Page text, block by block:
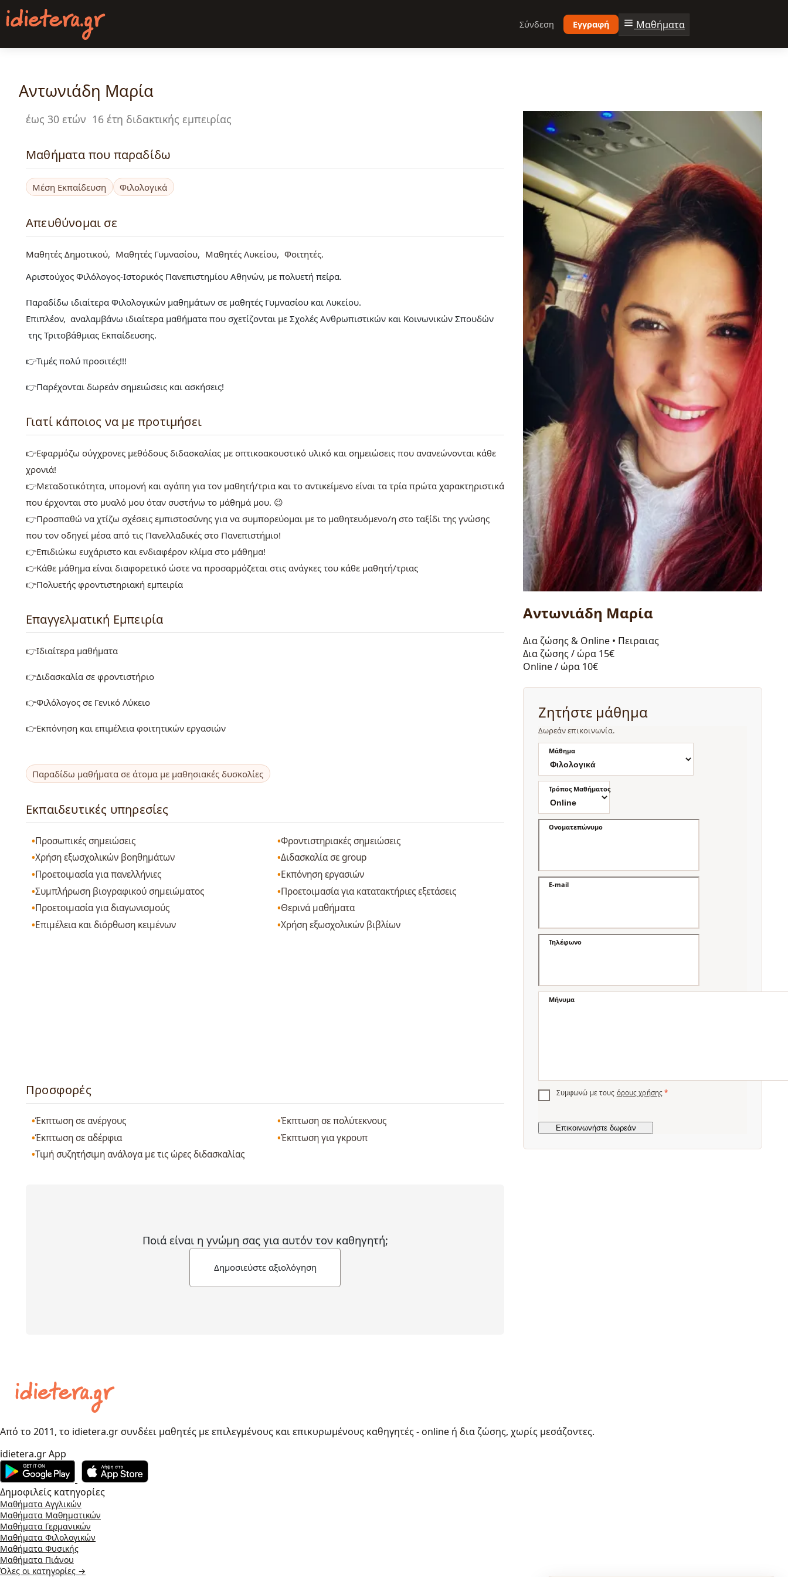
Παράκαμψη
προς
κυρίως
Σύνδεση Εγγραφή Μαθήματα
Αντωνιάδη Μαρία
έως 30 ετών 16 έτη διδακτικής εμπειρίας
Μαθήματα που παραδίδω
Μέση Εκπαίδευση Φιλολογικά
Απευθύνομαι σε
Μαθητές Δημοτικού Μαθητές Γυμνασίου Μαθητές Λυκείου
Φοιτητές
Αριστούχος Φιλόλογος-Ιστορικός Πανεπιστημίου Αθηνών, με πολυετή πείρα.
Παραδίδω ιδιαίτερα Φιλολογικών μαθημάτων σε μαθητές Γυμνασίου και Λυκείου.
Επιπλέον, αναλαμβάνω ιδιαίτερα μαθήματα που σχετίζονται με Σχολές Ανθρωπιστικών και Κοινωνικών Σπουδών
της Τριτοβάθμιας Εκπαίδευσης.
👉Τιμές πολύ προσιτές!!!
👉Παρέχονται δωρεάν σημειώσεις και ασκήσεις!
Γιατί κάποιος να με προτιμήσει
👉Εφαρμόζω σύγχρονες μεθόδους διδασκαλίας με οπτικοακουστικό υλικό και σημειώσεις που ανανεώνονται κάθε
χρονιά!
👉Μεταδοτικότητα, υπομονή και αγάπη για τον μαθητή/τρια και το αντικείμενο είναι τα τρία πρώτα χαρακτηριστικά
που έρχονται στο μυαλό μου όταν συστήνω το μάθημά μου. 😉
👉Προσπαθώ να χτίζω σχέσεις εμπιστοσύνης για να συμπορεύομαι με το μαθητευόμενο/η στο ταξίδι της γνώσης
που τον οδηγεί μέσα από τις Πανελλαδικές στο Πανεπιστήμιο!
👉Επιδιώκω ευχάριστο και ενδιαφέρον κλίμα στο μάθημα!
👉Κάθε μάθημα είναι διαφορετικό ώστε να προσαρμόζεται στις ανάγκες του κάθε μαθητή/τριας
👉Πολυετής φροντιστηριακή εμπειρία
Επαγγελματική Εμπειρία
👉Ιδιαίτερα μαθήματα
👉Διδασκαλία σε φροντιστήριο
👉Φιλόλογος σε Γενικό Λύκειο
👉Εκπόνηση και επιμέλεια φοιτητικών εργασιών
Παραδίδω μαθήματα σε άτομα με μαθησιακές δυσκολίες
Εκπαιδευτικές υπηρεσίες
Προσωπικές σημειώσεις
Φροντιστηριακές σημειώσεις
Χρήση εξωσχολικών βοηθημάτων
Διδασκαλία σε group
Προετοιμασία για πανελλήνιες
Εκπόνηση εργασιών
Συμπλήρωση βιογραφικού σημειώματος
Προετοιμασία για κατατακτήριες εξετάσεις
Προετοιμασία για διαγωνισμούς
Θερινά μαθήματα
Επιμέλεια και διόρθωση κειμένων
Χρήση εξωσχολικών βιβλίων
Προσφορές
Έκπτωση σε ανέργους
Έκπτωση σε πολύτεκνους
Έκπτωση σε αδέρφια
Έκπτωση για γκρουπ
Τιμή συζητήσιμη ανάλογα με τις ώρες διδασκαλίας
Ποιά είναι η γνώμη σας για αυτόν τον καθηγητή;
Δημοσιεύστε αξιολόγηση
Αντωνιάδη Μαρία
Δια ζώσης & Online • Πειραιας
Δια ζώσης / ώρα 15€
Online / ώρα 10€
Ζητήστε μάθημα
Δωρεάν επικοινωνία.
Μάθημα
Τρόπος Μαθήματος
Ονοματεπώνυμο
E-mail
Τηλέφωνο
Μήνυμα
Συμφωνώ με τους όρους χρήσης *
Από το 2011, το idietera.gr συνδέει μαθητές με επιλεγμένους και επικυρωμένους καθηγητές - online ή δια ζώσης, χωρίς μεσάζοντες.
idietera.gr App
Δημοφιλείς κατηγορίες
Μαθήματα Αγγλικών
Μαθήματα Μαθηματικών
Μαθήματα Γερμανικών
Μαθήματα Φιλολογικών
Μαθήματα Φυσικής
Μαθήματα Πιάνου
Όλες οι κατηγορίες →